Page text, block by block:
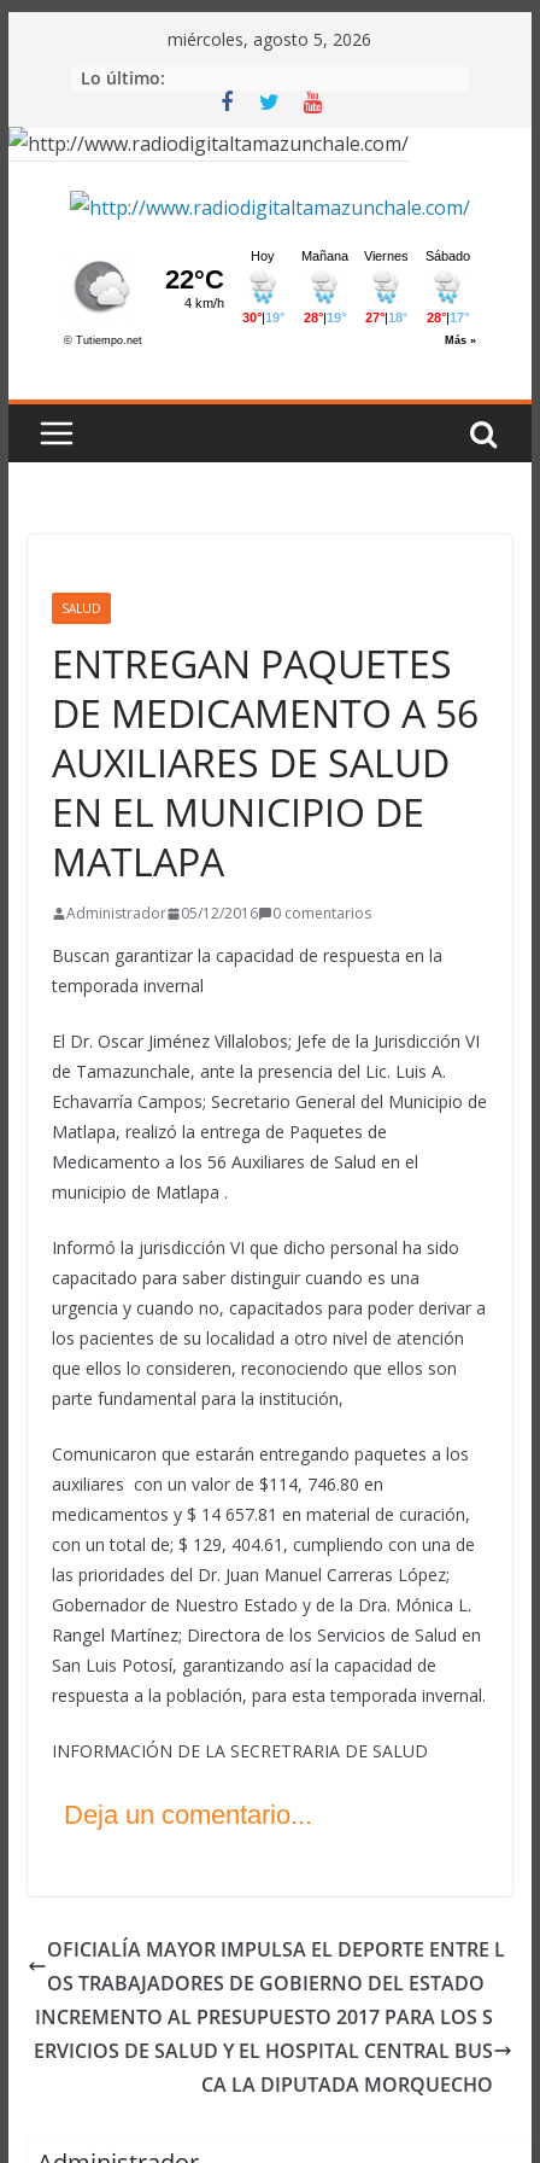
miércoles, agosto 5, 2026
Lo último:
SALUD
ENTREGAN PAQUETES
DE MEDICAMENTO A 56
AUXILIARES DE SALUD
EN EL MUNICIPIO DE
MATLAPA
Administrador 05/12/2016 0 comentarios
Buscan garantizar la capacidad de respuesta en la
temporada invernal
El Dr. Oscar Jiménez Villalobos; Jefe de la Jurisdicción VI
de Tamazunchale, ante la presencia del Lic. Luis A.
Echavarría Campos; Secretario General del Municipio de
Matlapa, realizó la entrega de Paquetes de
Medicamento a los 56 Auxiliares de Salud en el
municipio de Matlapa .
Informó la jurisdicción VI que dicho personal ha sido
capacitado para saber distinguir cuando es una
urgencia y cuando no, capacitados para poder derivar a
los pacientes de su localidad a otro nivel de atención
que ellos lo consideren, reconociendo que ellos son
parte fundamental para la institución,
Comunicaron que estarán entregando paquetes a los
auxiliares con un valor de $114, 746.80 en
medicamentos y $ 14 657.81 en material de curación,
con un total de; $ 129, 404.61, cumpliendo con una de
las prioridades del Dr. Juan Manuel Carreras López;
Gobernador de Nuestro Estado y de la Dra. Mónica L.
Rangel Martínez; Directora de los Servicios de Salud en
San Luis Potosí, garantizando así la capacidad de
respuesta a la población, para esta temporada invernal.
INFORMACIÓN DE LA SECRETRARIA DE SALUD
Deja un comentario...
OFICIALÍA MAYOR IMPULSA EL DEPORTE ENTRE L
OS TRABAJADORES DE GOBIERNO DEL ESTADO
INCREMENTO AL PRESUPUESTO 2017 PARA LOS S
ERVICIOS DE SALUD Y EL HOSPITAL CENTRAL BUS
CA LA DIPUTADA MORQUECHO